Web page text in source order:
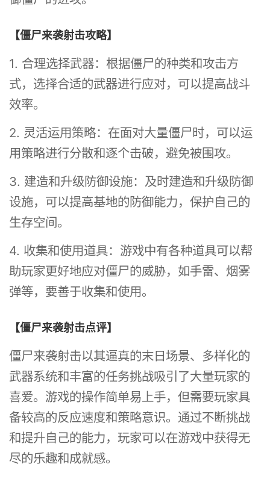
【僵尸来袭射击攻略】
1. 合理选择武器：根据僵尸的种类和攻击方
式，选择合适的武器进行应对，可以提高战斗
效率。
2. 灵活运用策略：在面对大量僵尸时，可以运
用策略进行分散和逐个击破，避免被围攻。
3. 建造和升级防御设施：及时建造和升级防御
设施，可以提高基地的防御能力，保护自己的
生存空间。
4. 收集和使用道具：游戏中有各种道具可以帮
助玩家更好地应对僵尸的威胁，如手雷、烟雾
弹等，要善于收集和使用。
【僵尸来袭射击点评】
僵尸来袭射击以其逼真的末日场景、多样化的
武器系统和丰富的任务挑战吸引了大量玩家的
喜爱。游戏的操作简单易上手，但需要玩家具
备较高的反应速度和策略意识。通过不断挑战
和提升自己的能力，玩家可以在游戏中获得无
尽的乐趣和成就感。